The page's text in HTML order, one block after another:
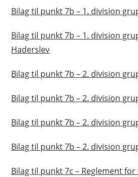
Bilag til punkt 7b – 1. division
Bilag til punkt 7b – 1. division
Haderslev
Bilag til punkt 7b – 2. division
Bilag til punkt 7b – 2. division
Bilag til punkt 7b – 2. division
Bilag til punkt 7b – 2. division
Bilag til punkt 7c – Reglement for